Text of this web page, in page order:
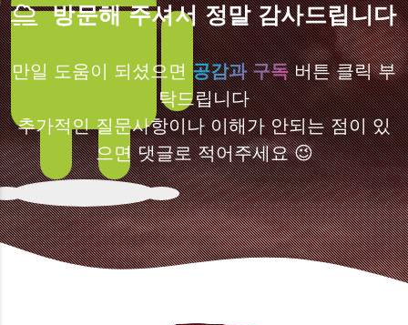
방문해 주셔서 정말 감사드립니다
만일 도움이 되셨으면 공감과 구독버튼 클릭 부
탁드립니다
추가적인 질문사항이나 이해가 안되는 점이 있
으면 댓글로 적어주세요 😉